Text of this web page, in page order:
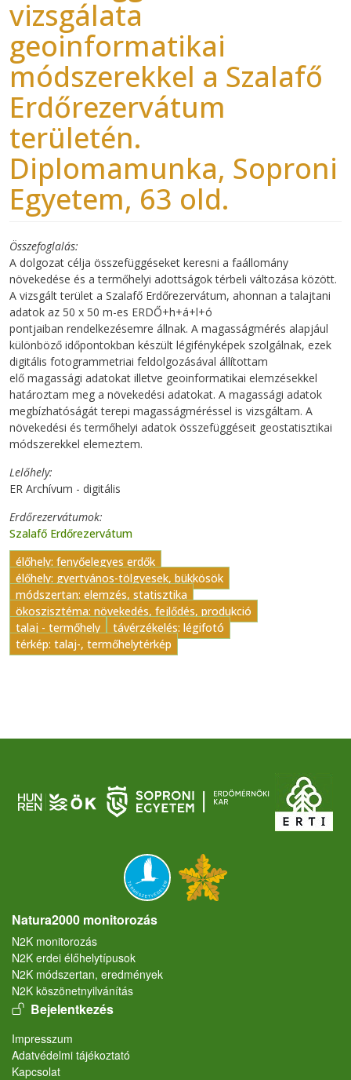
vizsgálata
geoinformatikai
módszerekkel a Szalafő
Erdőrezervátum
területén.
Diplomamunka, Soproni
Egyetem, 63 old.
Összefoglalás
A dolgozat célja összefüggéseket keresni a faállomány
növekedése és a termőhelyi adottságok térbeli változása között.
A vizsgált terület a Szalafő Erdőrezervátum, ahonnan a talajtani
adatok az 50 x 50 m-es ERDŐ+h+á+l+ó
pontjaiban rendelkezésemre állnak. A magasságmérés alapjául
különböző időpontokban készült légifényképek szolgálnak, ezek
digitális fotogrammetriai feldolgozásával állítottam
elő magassági adatokat illetve geoinformatikai elemzésekkel
határoztam meg a növekedési adatokat. A magassági adatok
megbízhatóságát terepi magasságméréssel is vizsgáltam. A
növekedési és termőhelyi adatok összefüggéseit geostatisztikai
módszerekkel elemeztem.
Lelőhely
ER Archívum - digitális
Erdőrezervátumok
Szalafő Erdőrezervátum
élőhely: fenyőelegyes erdők
élőhely: gyertyános-tölgyesek, bükkösök
módszertan: elemzés, statisztika
ökoszisztéma: növekedés, fejlődés, produkció
talaj - termőhely
távérzékelés: légifotó
térkép: talaj-, termőhelytérkép
Natura2000 monitorozás
N2K monitorozás
N2K erdei élőhelytípusok
N2K módszertan, eredmények
N2K köszönetnyilvánítás
User account menu
Bejelentkezés
Lábléc
Impresszum
Adatvédelmi tájékoztató
Kapcsolat